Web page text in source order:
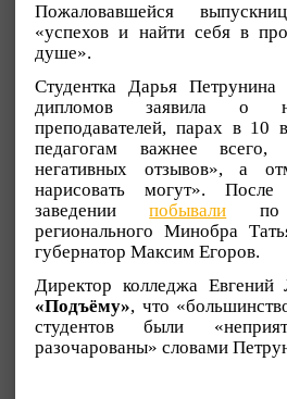
Пожаловавшейся
«успехов и найти себя в
душе».
Студентка Дарья
дипломов заявила о
преподавателей, парах в 10
педагогам важнее
негативных отзывов», а
нарисовать могут».
заведениипобывали по
регионального Минобра
губернатор Максим Егоров.
Директор колледжа Евгений
«Подъёму», что
студентов были
разочарованы» словами